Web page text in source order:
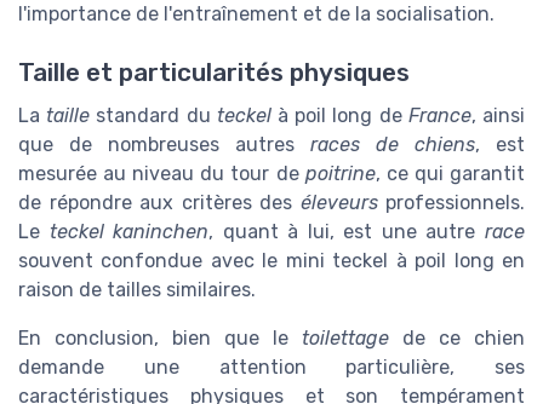
l'importance de l'entraînement et de la socialisation.
Taille et particularités physiques
La taille standard du teckelà poil long de France, ainsi
que de nombreuses autres races de chiens, est
mesurée au niveau du tour de poitrine, ce qui garantit
de répondre aux critères des éleveursprofessionnels.
Le teckel kaninchen, quant à lui, est une autrerace
souvent confondue avec le mini teckel à poil long en
raison de tailles similaires.
En conclusion, bien que le toilettage de ce chien
demande une attention particulière, ses
caractéristiques physiques et son tempérament